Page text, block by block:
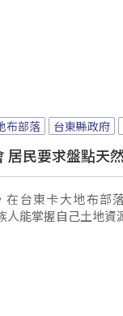
布部落 台東縣政府
居民要求盤點天
在台東卡大地布部
能掌握自己土地資